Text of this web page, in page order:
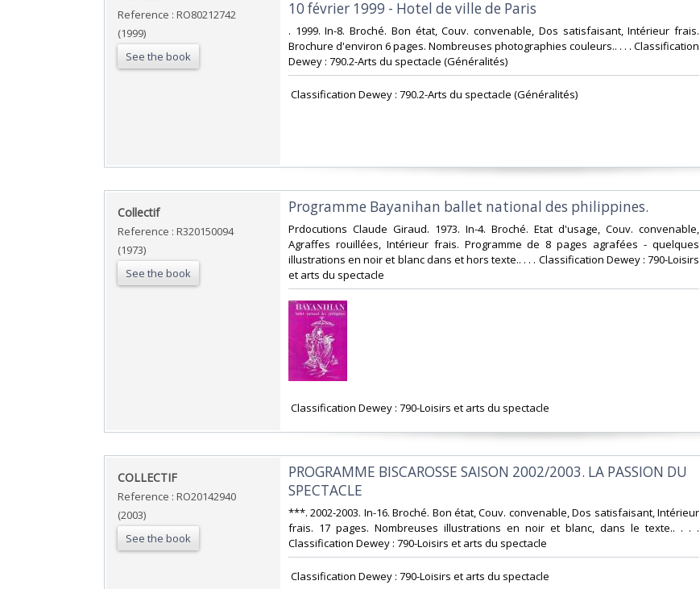
Reference : RO80212742
(1999)
See the book
10 février 1999 - Hotel de ville de Paris‎
‎. 1999. In-8. Broché. Bon état, Couv. convenable, Dos satisfaisant, Intérieur frais.
Brochure d'environ 6 pages. Nombreuses photographies couleurs.. . . . Classification
Dewey : 790.2-Arts du spectacle (Généralités)‎
‎ Classification Dewey : 790.2-Arts du spectacle (Généralités)‎
‎Collectif‎
Reference : R320150094
(1973)
See the book
‎Programme Bayanihan ballet national des philippines.‎
‎Prdocutions Claude Giraud. 1973. In-4. Broché. Etat d'usage, Couv. convenable,
Agraffes rouillées, Intérieur frais. Programme de 8 pages agrafées - quelques
illustrations en noir et blanc dans et hors texte.. . . . Classification Dewey : 790-Loisirs
et arts du spectacle‎
‎ Classification Dewey : 790-Loisirs et arts du spectacle‎
‎COLLECTIF‎
Reference : RO20142940
(2003)
See the book
‎PROGRAMME BISCAROSSE SAISON 2002/2003. LA PASSION DU
SPECTACLE‎
‎***. 2002-2003. In-16. Broché. Bon état, Couv. convenable, Dos satisfaisant, Intérieur
frais. 17 pages. Nombreuses illustrations en noir et blanc, dans le texte.. . . .
Classification Dewey : 790-Loisirs et arts du spectacle‎
‎ Classification Dewey : 790-Loisirs et arts du spectacle‎